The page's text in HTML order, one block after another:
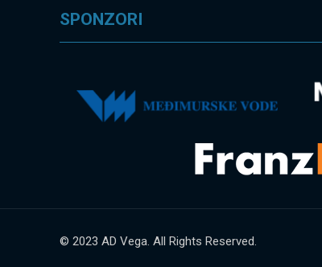
SPONZORI
© 2023 AD Vega. All Rights Reserved.